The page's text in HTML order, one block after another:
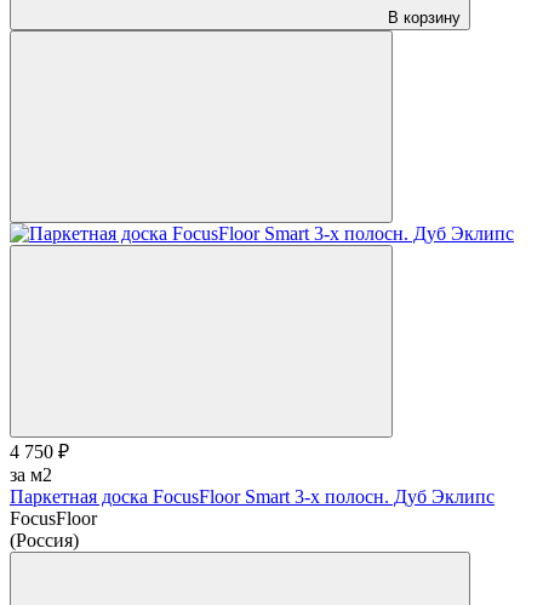
В корзину
4 750 ₽
за м2
Паркетная доска FocusFloor Smart 3-х полосн. Дуб Эклипс
FocusFloor
(Россия)